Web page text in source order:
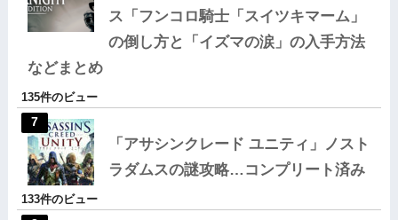
ス「フンコロ騎士「スイツキマーム」
の倒し方と「イズマの涙」の入手方法
などまとめ
135件のビュー
「アサシンクレード ユニティ」ノスト
ラダムスの謎攻略…コンプリート済み
133件のビュー